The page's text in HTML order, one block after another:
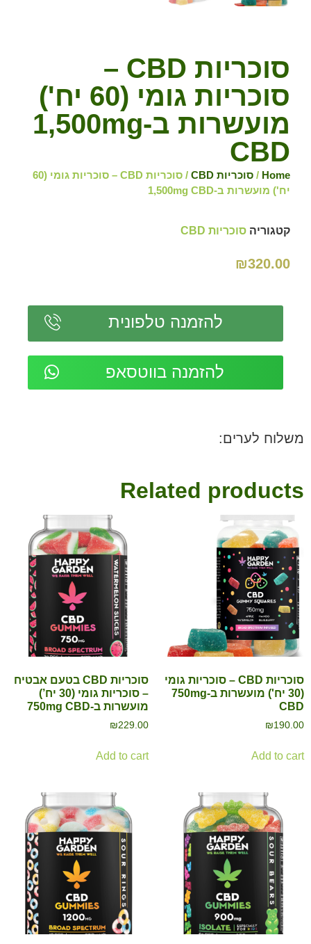
סוכריות CBD –
סוכריות גומי (60 יח')
מועשרות ב-1,500mg
CBD
Home
/ סוכריות CBD
/ סוכריות CBD – סוכריות גומי (60
יח') מועשרות ב-1,500mg CBD
קטגוריה סוכריות CBD
₪320.00
להזמנה טלפונית
להזמנה בווטסאפ
משלוח לערים:
Related products
סוכריות CBD – סוכריות גומי
(30 יח') מועשרות ב-750mg
CBD
₪190.00
Add to cart
סוכריות CBD בטעם אבטיח
– סוכריות גומי (30 יח’)
מועשרות ב-750mg CBD
₪229.00
Add to cart